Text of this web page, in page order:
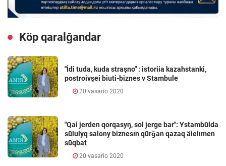
Köp qaralǧandar
"İdi tuda, kuda straşno" : istoriia kazahstanki,
postroivşei biuti-biznes v Stambule
20 vasario 2020
"Qai jerden qorqasyŋ, sol jerge bar": Ystambūlda
sūlulyq salony biznesın qūrǧan qazaq äielımen
sūqbat
20 vasario 2020